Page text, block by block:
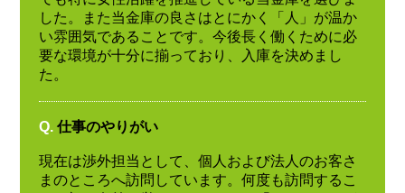
した。また当金庫の良さはとにかく「人」が温か
い雰囲気であることです。今後長く働くために必
要な環境が十分に揃っており、入庫を決めまし
た。
Q. 仕事のやりがい
現在は渉外担当として、個人および法人のお客さ
まのところへ訪問しています。何度も訪問するこ